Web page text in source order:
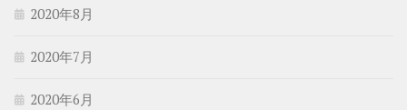
2020年8月
2020年7月
2020年6月